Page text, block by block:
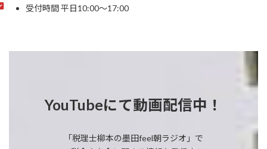
受付時間 平日10:00～17:00
YouTubeにて動画配信中！
「税理士柳本の墨田feel朝ラジオ」で